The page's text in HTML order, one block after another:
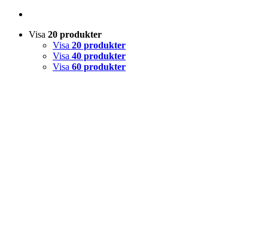
Visa 20 produkter
Visa 20 produkter
Visa 40 produkter
Visa 60 produkter